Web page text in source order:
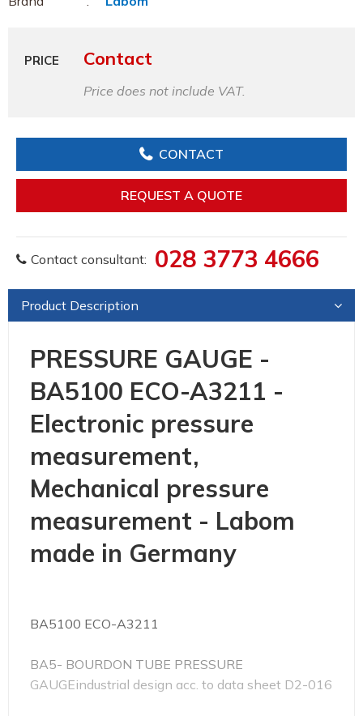
PRICE Contact
Price does not include VAT.
CONTACT
REQUEST A QUOTE
Contact consultant: 028 3773 4666
Product Description
PRESSURE GAUGE -
BA5100 ECO-A3211 -
Electronic pressure
measurement,
Mechanical pressure
measurement - Labom
made in Germany
BA5100 ECO-A3211
BA5- BOURDON TUBE PRESSURE
GAUGEindustrial design acc. to data sheet D2-016